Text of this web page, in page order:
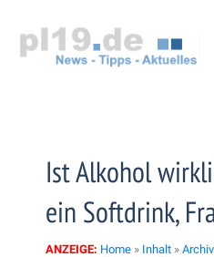
springen
Ist Alkohol
ein Softdrink,
ANZEIGE: Home » Inhalt »